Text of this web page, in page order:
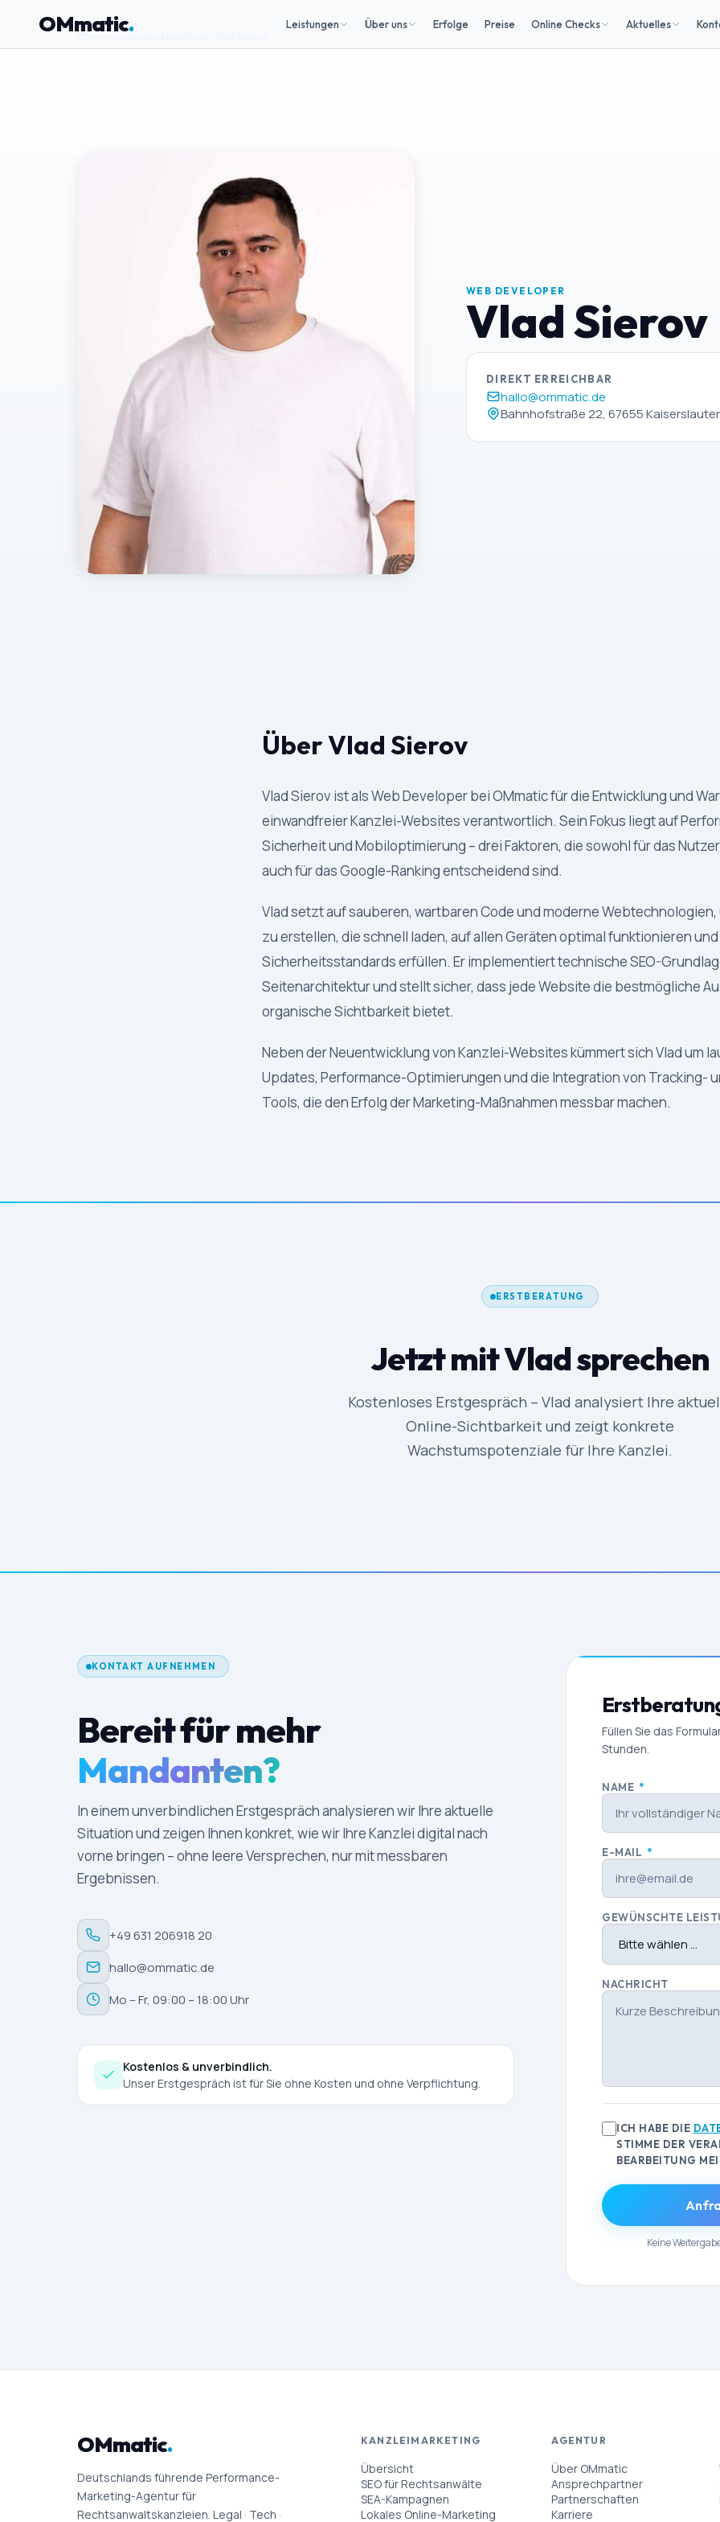
OMmatic. Leistungen Über uns Erfolge Preise Online Checks Aktuelles
WEB DEVELOPER
Vlad Sierov
DIREKT ERREICHBAR
hallo@ommatic.de
Bahnhofstraße 22, 67655
Über Vlad Sierov
Vlad Sierov ist als Web Developer bei OMmatic für die Entwicklung und
einwandfreier Kanzlei-Websites verantwortlich. Sein Fokus liegt auf
Sicherheit und Mobiloptimierung – drei Faktoren, die sowohl für das
auch für das Google-Ranking entscheidend sind.
Vlad setzt auf sauberen, wartbaren Code und moderne
zu erstellen, die schnell laden, auf allen Geräten optimal funktionieren
Sicherheitsstandards erfüllen. Er implementiert technische SEO-
Seitenarchitektur und stellt sicher, dass jede Website die bestmögliche
organische Sichtbarkeit bietet.
Neben der Neuentwicklung von Kanzlei-Websites kümmert sich Vlad um
Updates, Performance-Optimierungen und die Integration von Tracking-
Tools, die den Erfolg der Marketing-Maßnahmen messbar machen.
ERSTBERATUNG
Jetzt mit Vlad sprechen
Kostenloses Erstgespräch – Vlad analysiert Ihre
Online-Sichtbarkeit und zeigt konkrete
Wachstumspotenziale für Ihre Kanzlei.
KONTAKT AUFNEHMEN
Bereit für mehr
Mandanten?
In einem unverbindlichen Erstgespräch analysieren wir Ihre aktuelle
Situation und zeigen Ihnen konkret, wie wir Ihre Kanzlei digital nach
vorne bringen – ohne leere Versprechen, nur mit messbaren
Ergebnissen.
+49 631 206918 20
hallo@ommatic.de
Mo – Fr, 09:00 – 18:00 Uhr
Kostenlos & unverbindlich.
Unser Erstgespräch ist für Sie ohne Kosten und ohne Verpflichtung.
Füllen Sie das
Stunden.
NAME *
E-MAIL *
GEWÜNSCHTE
NACHRICHT
ICH HABE DIE
STIMME DER
BEARBEITUNG
Keine
OMmatic.
Deutschlands führende Performance-
Marketing-Agentur für
Rechtsanwaltskanzleien. Legal · Tech ·
KANZLEIMARKETING
Übersicht
SEO für Rechtsanwälte
SEA-Kampagnen
Lokales Online-Marketing
AGENTUR
Über OMmatic
Ansprechpartner
Partnerschaften
Karriere